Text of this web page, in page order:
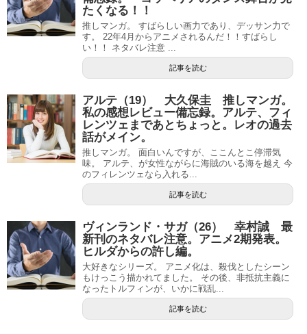
たくなる！！
推しマンガ。 すばらしい画力であり、デッサン力で
す。 22年4月からアニメされるんだ！！すばらし
い！！ ネタバレ注意 ...
記事を読む
アルテ（19） 大久保圭 推しマンガ。
私の感想レビュー備忘録。アルテ、フィ
レンツェまであとちょっと。レオの過去
話がメイン。
推しマンガ。 面白いんですが、ここんとこ停滞気
味。 アルテ、が女性ながらに海賊のいる海を越え 今
のフィレンツェなら入れる...
記事を読む
ヴィンランド・サガ（26） 幸村誠 最
新刊のネタバレ注意。アニメ2期発表。
ヒルダからの許し編。
大好きなシリーズ。 アニメ化は、殺伐としたシーン
もけっこう描かれてました。 その後、非抵抗主義に
なったトルフィンが、いかに戦乱...
記事を読む